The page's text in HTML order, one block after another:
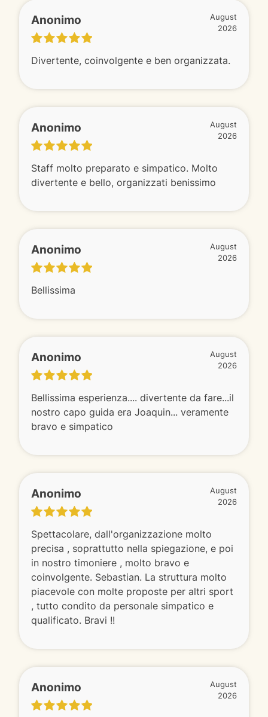
Anonimo
August
2026
Divertente, coinvolgente e ben organizzata.
Anonimo
August
2026
Staff molto preparato e simpatico. Molto
divertente e bello, organizzati benissimo
Anonimo
August
2026
Bellissima
Anonimo
August
2026
Bellissima esperienza.... divertente da fare...il
nostro capo guida era Joaquin... veramente
bravo e simpatico
Anonimo
August
2026
Spettacolare, dall'organizzazione molto
precisa , soprattutto nella spiegazione, e poi
in nostro timoniere , molto bravo e
coinvolgente. Sebastian. La struttura molto
piacevole con molte proposte per altri sport
, tutto condito da personale simpatico e
qualificato. Bravi !!
Anonimo
August
2026